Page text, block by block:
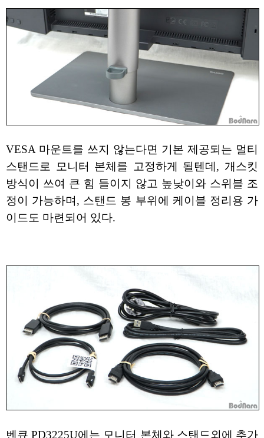
VESA 마운트를 쓰지 않는다면 기본 제공되는 멀티
스탠드로 모니터 본체를 고정하게 될텐데, 개스킷
방식이 쓰여 큰 힘 들이지 않고 높낮이와 스위블 조
정이 가능하며, 스탠드 봉 부위에 케이블 정리용 가
이드도 마련되어 있다.
벤큐 PD3225U에는 모니터 본체와 스탠드외에 추가